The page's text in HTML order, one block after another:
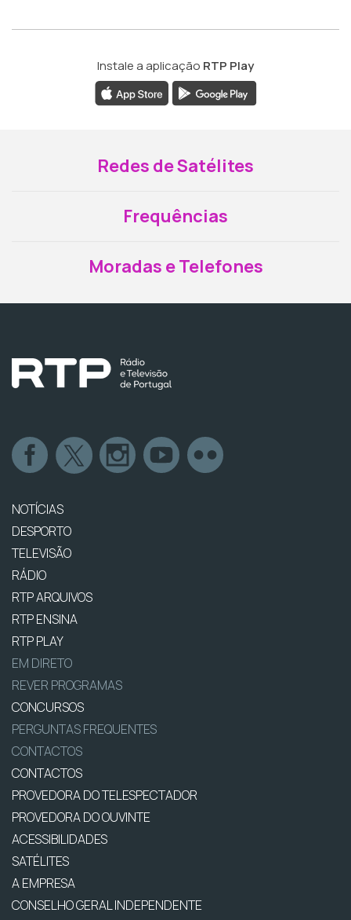
Instale a aplicação RTP Play
Redes de Satélites
Frequências
Moradas e Telefones
NOTÍCIAS
DESPORTO
TELEVISÃO
RÁDIO
RTP ARQUIVOS
RTP ENSINA
RTP PLAY
EM DIRETO
REVER PROGRAMAS
CONCURSOS
PERGUNTAS FREQUENTES
CONTACTOS
CONTACTOS
PROVEDORA DO TELESPECTADOR
PROVEDORA DO OUVINTE
ACESSIBILIDADES
SATÉLITES
A EMPRESA
CONSELHO GERAL INDEPENDENTE